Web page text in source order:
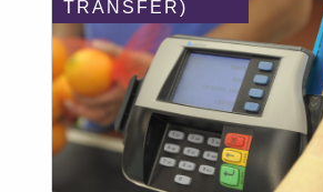
TRANSFER)